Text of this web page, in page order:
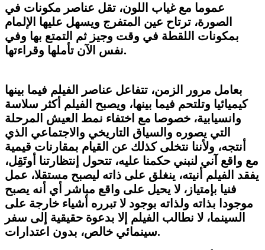
عموما مع غياب اللون، تقل عناصر مكونات في
الصورة، ترتاح عين المتفرج ويسهل عليها الإلمام
بمكونات اللقطة في وقت وجيز ثم التمتع بها وفي
نفس الآن تأملها وقراءتها.
بعامل مرور الزمن، تتفاعل عناصر الفيلم فيما بينها
كيميائيا وتلتحم فيما بينها، ويصبح الفيلم أكثر سلاسة
وانسيابية، خصوصا مع اختفاء نمط العيش المرحلة
التي يصوره والسياق التاريخي والاجتماعي الذي
أنتجه، ولأننا نتخلى كذلك عن القيام بمقارنات قيمية
مع واقع آني لنبني حكمنا عليه، تتحول إنتظارتنا أوتَقِل،
يفقد الفيلم أنيته، ينغلق على ذاته ليصبح مستقلا، عمل
فنيا بإمتياز، لا يحيل على واقع مباشر أي أنه يصبح
موجودا بذاته ولذاته بوجود لا تبرره أشياء خارجة على
السينما، لا نطالب الفيلم إلا بدعوة حقيقية إلى سفر
سينمائي خالص، بدون اعتدارات.